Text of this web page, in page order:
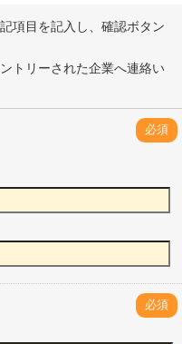
項目を記入し、確認ボタン
トリーされた企業へ連絡い
必須
必須